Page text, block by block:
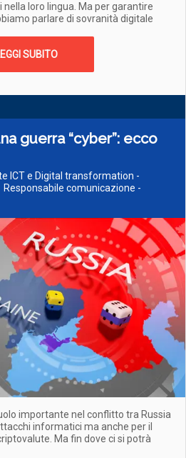
loro lingua. Ma per garantire
parlare di sovranità digitale
SUBITO
guerra “cyber”: ecco
ICT e Digital transformation -
comunicazione -
importante nel conflitto tra Russia
informatici ma anche per il
Ma fin dove ci si potrà